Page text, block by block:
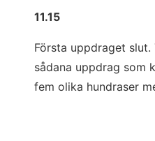
11.15
Första uppdraget
sådana uppdrag som
fem olika hundraser